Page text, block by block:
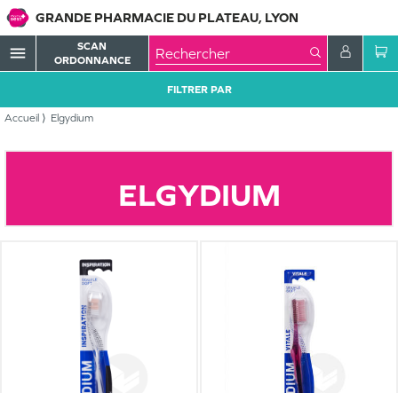
GRANDE PHARMACIE DU PLATEAU, LYON
menu
SCAN
ORDONNANCE
Accueil Elgydium
FILTRER PAR
ELGYDIUM